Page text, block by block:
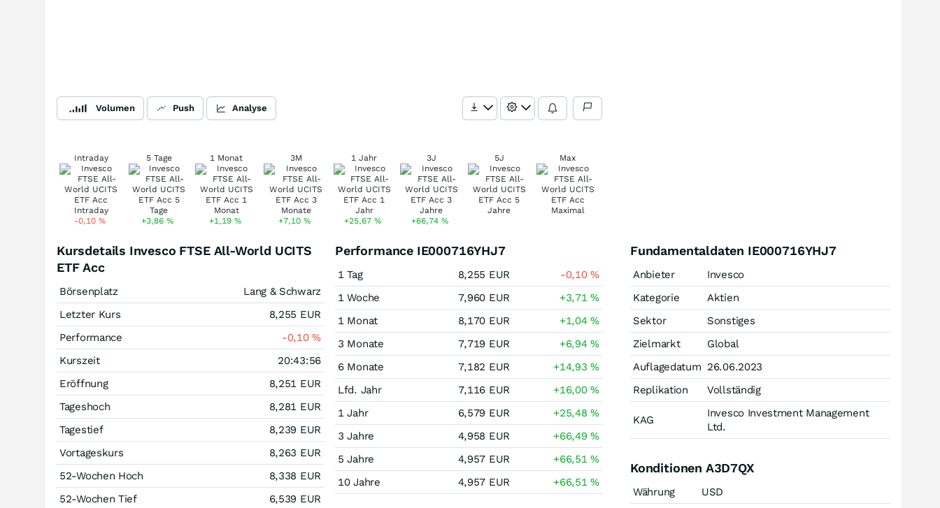
Volumen Push Analyse
Intraday
-0,10 %
5 Tage
+3,86%
1 Monat
+1,19 %
3M
+7,10 %
1 Jahr
+25,67%
3J
+66,74%
5J Max
Kursdetails Invesco FTSE All-World UCITS
ETF Acc
Börsenplatz
Lang & Schwarz
Letzter Kurs
8,255 EUR
Performance
-0,10%
Kurszeit
20:43:56
Eröffnung
8,251 EUR
Tageshoch
8,281 EUR
Tagestief
8,239 EUR
Vortageskurs
8,263 EUR
52-Wochen Hoch
8,338 EUR
52-Wochen Tief
6,539 EUR
Performance IE000716YHJ7
1 Tag 8,255 EUR -0,10%
1 Woche
7,960 EUR +3,71%
1 Monat
8,170 EUR +1,04%
3 Monate
7,719 EUR +6,94%
6 Monate
7,182 EUR +14,93%
Lfd. Jahr
7,116 EUR +16,00%
1 Jahr
6,579 EUR +25,48%
3 Jahre
4,958 EUR +66,49%
5 Jahre
4,957 EUR +66,51%
10 Jahre
4,957 EUR +66,51%
Fundamentaldaten IE000716YHJ7
Anbieter
Invesco
Kategorie
Aktien
Sektor
Sonstiges
Zielmarkt
Global
Auflagedatum 26.06.2023
Replikation
Vollständig
KAG
Invesco Investment Management
Ltd.
Konditionen A3D7QX
Währung
USD